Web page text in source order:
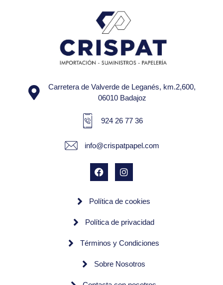
Carretera de Valverde de Leganés, km.2,600,
06010 Badajoz
924 26 77 36
info@crispatpapel.com
Política de cookies
Política de privacidad
Términos y Condiciones
Sobre Nosotros